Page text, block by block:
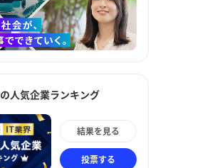
人気企業ランキング
結果を見る
投票する